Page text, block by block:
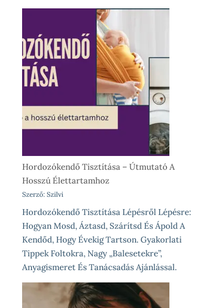
Babahordozó
Avagy
Okos
Próba
Vásárlás
Előtt
És
Különleges
Élethelyzetekre
Hordozókendő Tisztítása – Útmutató A
Hosszú Élettartamhoz
Szerző: Szilvi
Hordozókendő Tisztítása Lépésről Lépésre:
Hogyan Mosd, Áztasd, Szárítsd És Ápold A
Kendőd, Hogy Évekig Tartson. Gyakorlati
Tippek Foltokra, Nagy „balesetekre”,
Anyagismeret És Tanácsadás Ajánlással.